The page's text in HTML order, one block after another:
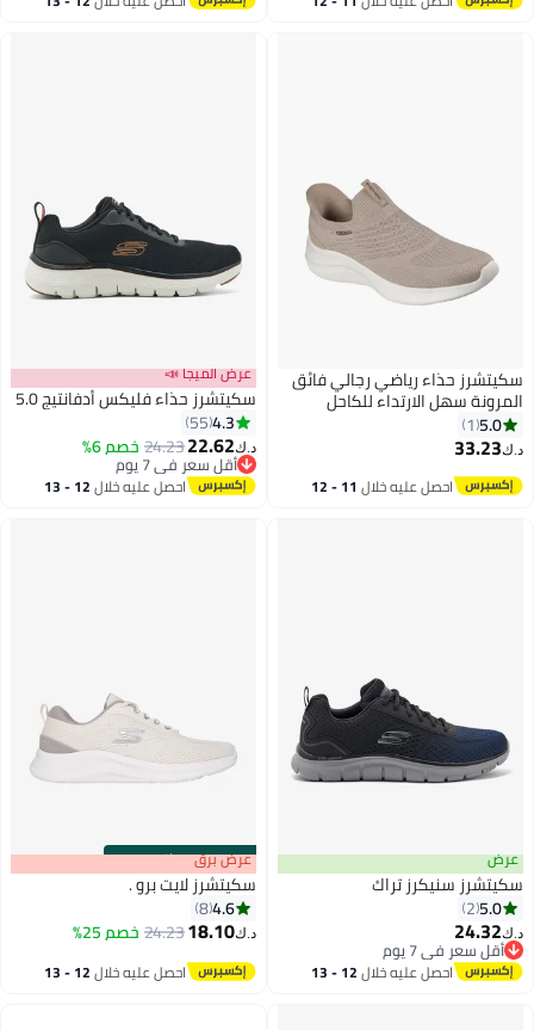
سكيتشرز حذاء رياضي رجالي فائق
المرونة سهل الارتداء للكاحل
5.0
1
د.ك‏33.23
احصل عليه خلال 11 - 12
عرض الميجا 📣
سكيتشرز حذاء فليكس أدفانتيج 5.0
4.3
55
د.ك‏22.62
24.23خصم 6%
أقل سعر في 7 يوم
أقل سعر في 7 يوماحصل عليه خلال 12 - 13
عرض
سكيتشرز سنيكرز تراك
5.0
2
د.ك‏24.32
أقل سعر في 7 يوم
أقل سعر في 7 يوماحصل عليه خلال 12 - 13
00m:00s
·باقي 100%
4
عرض برق
سكيتشرز لايت برو .
4.6
8
د.ك‏18.10
24.23خصم 25%
احصل عليه خلال 12 - 13